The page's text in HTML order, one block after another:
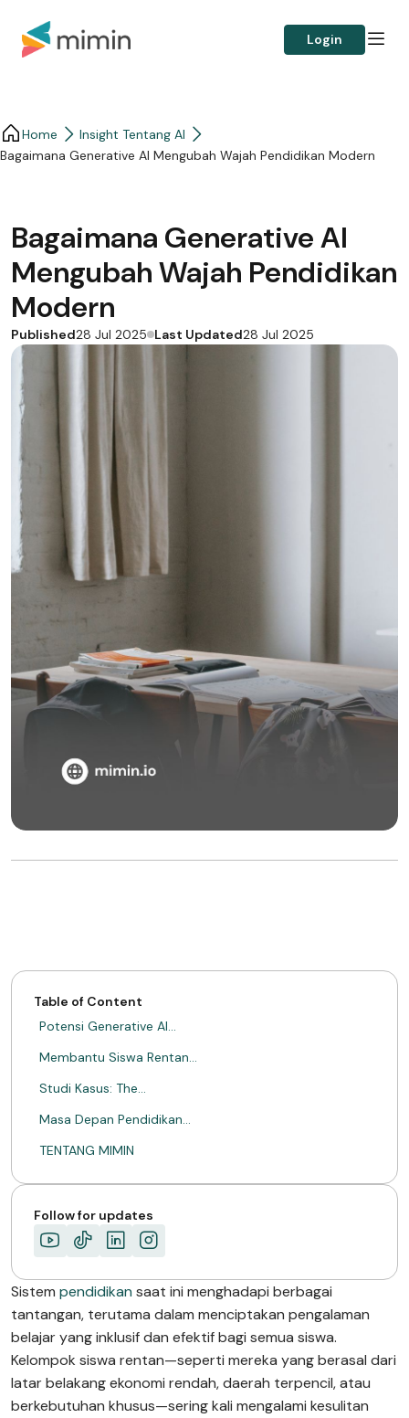
Login
Home
Insight Tentang AI
Bagaimana Generative AI Mengubah Wajah Pendidikan Modern
Bagaimana Generative AI
Mengubah Wajah Pendidikan
Modern
Published28 Jul 2025 Last Updated28 Jul 2025
Table of Content
Potensi Generative AI…
Membantu Siswa Rentan…
Studi Kasus: The…
Masa Depan Pendidikan…
TENTANG MIMIN
Follow for updates
Sistem pendidikan saat ini menghadapi berbagai
tantangan, terutama dalam menciptakan pengalaman
belajar yang inklusif dan efektif bagi semua siswa.
Kelompok siswa rentan—seperti mereka yang berasal dari
latar belakang ekonomi rendah, daerah terpencil, atau
berkebutuhan khusus—sering kali mengalami kesulitan